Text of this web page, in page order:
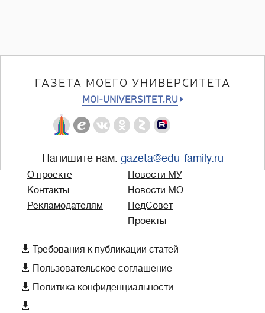
ГАЗЕТА МОЕГО УНИВЕРСИТЕТА
MOI-UNIVERSITET.RU
Напишите нам: gazeta@edu-family.ru
О проекте
Контакты
Рекламодателям
Новости МУ
Новости МО
ПедСовет
Проекты
 Требования к публикации статей
 Пользовательское соглашение
 Политика конфиденциальности
